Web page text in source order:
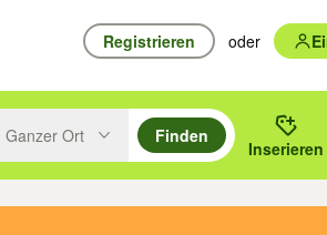
Registrieren oder
oben/unten durchsuchen und mit
drücken um zu suchen, oder
Ganzer Ort
Finden
Inserieren